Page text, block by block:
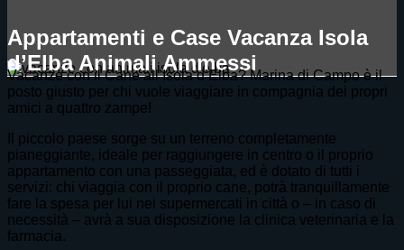
Appartamenti e Case Vacanza Isola
d’Elba Animali Ammessi
Vacanze con il Cane all’Isola d’Elba? Marina di Campo è il
posto giusto per chi vuole viaggiare in compagnia dei propri
amici a quattro zampe!
Il piccolo paese sorge su un terreno completamente
pianeggiante, ideale per raggiungere in centro o il proprio
appartamento con una passeggiata, ed è dotato di tutti i
servizi: chi viaggia con il proprio cane, potrà tranquillamente
fare la spesa per lui nei supermercati in città o – in caso di
necessità – avrà a sua disposizione la clinica veterinaria e la
farmacia.